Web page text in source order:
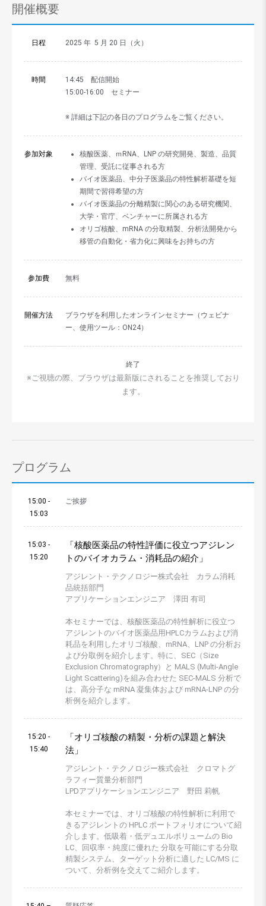
開催概要
日程 2025 年 5 月 20 日（火）
時間
14:45 配信開始
15:00-16:00 セミナー
※ 詳細は下記の各日のプログラムをご覧ください。
参加対象
核酸医薬、ｍRNA、LNP の研究開発、製造、品質
管理、受託に従事される方
バイオ医薬品、中分子医薬品の特性解析基礎を短
期間で習得希望の方
バイオ医薬品の分離精製に関心のある研究機関、
大学・官庁、ベンチャーに所属される方
オリゴ核酸、mRNA の分取精製、分析法開発から
移管の自動化・省力化に興味をお持ちの方
参加費 無料
開催方法
ブラウザを利用したオンラインセミナー（ウェビナ
ー、使用ツール：ON24）
終了
※ご視聴の際、ブラウザは最新版にされることを推奨しており
ます。
プログラム
15:00 -
15:03
ご挨拶
15:03 -
15:20
「核酸医薬品の特性評価に役立つアジレン
トのバイオカラム・消耗品の紹介」
アジレント・テクノロジー株式会社 カラム消耗
品統括部門
アプリケーションエンジニア 澤田 有司
本セミナーでは、核酸医薬品の特性解析に役立つ
アジレントのバイオ医薬品用HPLCカラムおよび消
耗品を利用したオリゴ核酸、mRNA、LNP の分析お
よび分取例を紹介します。特に、SEC（Size
Exclusion Chromatography）と MALS (Multi-Angle
Light Scattering)を組み合わせた SEC-MALS 分析で
は、高分子な mRNA 凝集体および mRNA-LNP の分
析例を紹介します。
15:20 -
15:40
「オリゴ核酸の精製・分析の課題と解決
法」
アジレント・テクノロジー株式会社 クロマトグ
ラフィー質量分析部門
LPDアプリケーションエンジニア 野田 莉帆
本セミナーでは、オリゴ核酸の特性解析に利用で
きるアジレントの HPLC ポートフォリオについて紹
介します。低吸着・低デュエルボリュームの Bio
LC、回収率・純度に優れた 分取を可能にする分取
精製システム、ターゲット分析に適した LC/MS に
ついて、分析例を交えてご紹介します。